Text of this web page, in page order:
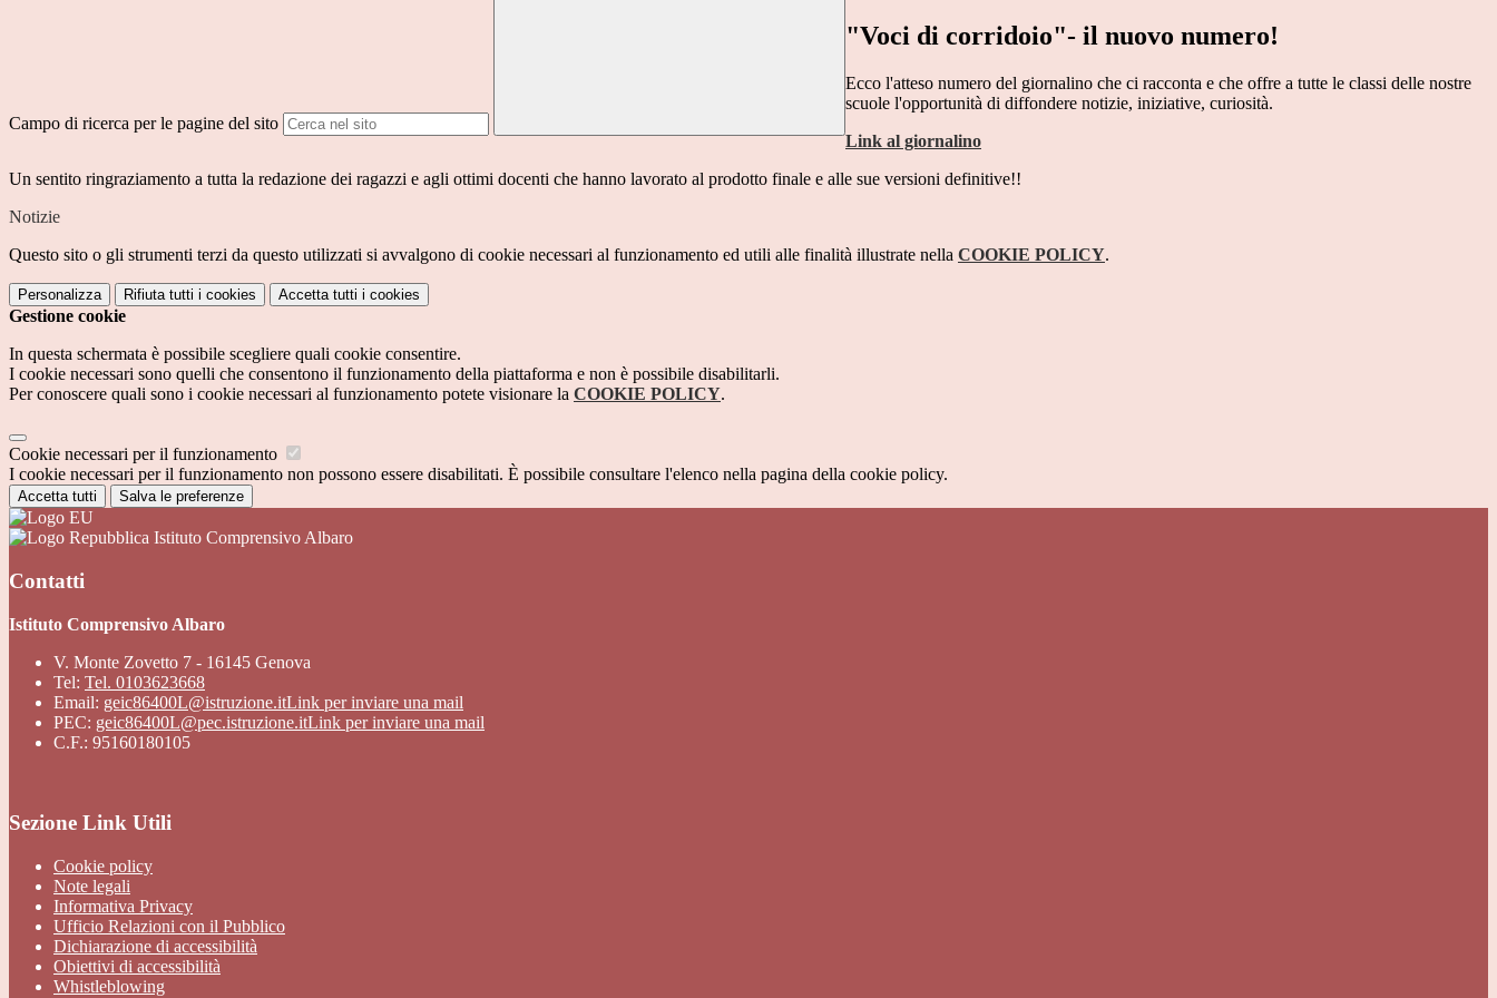
Campo di ricerca per le pagine del sito
"Voci di corridoio"- il nuovo numero!
Ecco l'atteso numero del giornalino che ci racconta e che offre a tutte le classi delle nostre
scuole l'opportunità di diffondere notizie, iniziative, curiosità.
Link al giornalino
Un sentito ringraziamento a tutta la redazione dei ragazzi e agli ottimi docenti che hanno lavorato al prodotto finale e alle sue versioni definitive!!
Notizie
Questo sito o gli strumenti terzi da questo utilizzati si avvalgono di cookie necessari al funzionamento ed utili alle finalità illustrate nella COOKIE POLICY.
Personalizza Rifiuta tutti i cookies Accetta tutti i cookies
Gestione cookie
In questa schermata è possibile scegliere quali cookie consentire.
I cookie necessari sono quelli che consentono il funzionamento della piattaforma e non è possibile disabilitarli.
Per conoscere quali sono i cookie necessari al funzionamento potete visionare la COOKIE POLICY.
Cookie necessari per il funzionamento
I cookie necessari per il funzionamento non possono essere disabilitati. È possibile consultare l'elenco nella pagina della cookie policy.
Accetta tutti Salva le preferenze
Istituto Comprensivo Albaro
Contatti
Istituto Comprensivo Albaro
V. Monte Zovetto 7 - 16145 Genova
Tel: Tel. 0103623668
Email: geic86400L@istruzione.itLink per inviare una mail
PEC: geic86400L@pec.istruzione.itLink per inviare una mail
C.F.: 95160180105
Sezione Link Utili
Cookie policy
Note legali
Informativa Privacy
Ufficio Relazioni con il Pubblico
Dichiarazione di accessibilità
Obiettivi di accessibilità
Whistleblowing